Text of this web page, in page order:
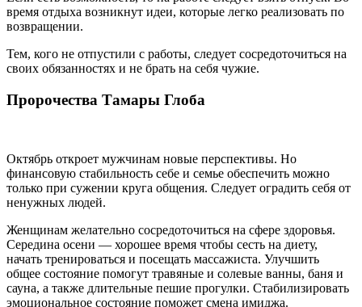
время отдыха возникнут идеи, которые легко реализовать по
возвращении.
Тем, кого не отпустили с работы, следует сосредоточиться на
своих обязанностях и не брать на себя чужие.
Пророчества Тамары Глоба
Октябрь откроет мужчинам новые перспективы. Но
финансовую стабильность себе и семье обеспечить можно
только при сужении круга общения. Следует оградить себя от
ненужных людей.
Женщинам желательно сосредоточиться на сфере здоровья.
Середина осени — хорошее время чтобы сесть на диету,
начать тренироваться и посещать массажиста. Улучшить
общее состояние помогут травяные и солевые ванны, баня и
сауна, а также длительные пешие прогулки. Стабилизировать
эмоциональное состояние поможет смена имиджа.